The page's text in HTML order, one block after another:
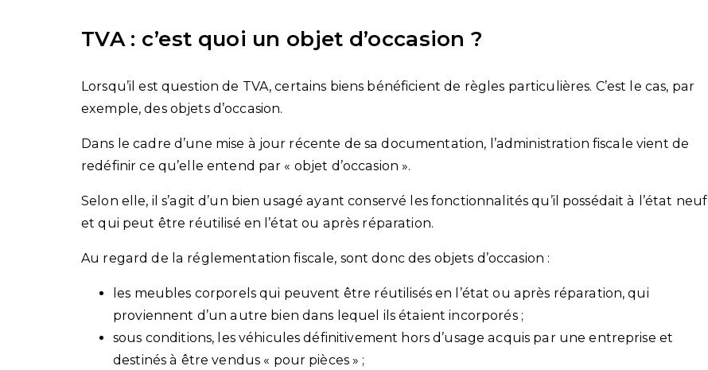
TVA : c’est quoi un objet d’occasion ?
Lorsqu’il est question de TVA, certains biens bénéficient de règles particulières. C’est le cas, par
exemple, des objets d’occasion.
Dans le cadre d’une mise à jour récente de sa documentation, l’administration fiscale vient de
redéfinir ce qu’elle entend par « objet d’occasion ».
Selon elle, il s’agit d’un bien usagé ayant conservé les fonctionnalités qu’il possédait à l’état neuf
et qui peut être réutilisé en l’état ou après réparation.
Au regard de la réglementation fiscale, sont donc des objets d’occasion :
les meubles corporels qui peuvent être réutilisés en l’état ou après réparation, qui
proviennent d’un autre bien dans lequel ils étaient incorporés ;
sous conditions, les véhicules définitivement hors d’usage acquis par une entreprise et
destinés à être vendus « pour pièces » ;